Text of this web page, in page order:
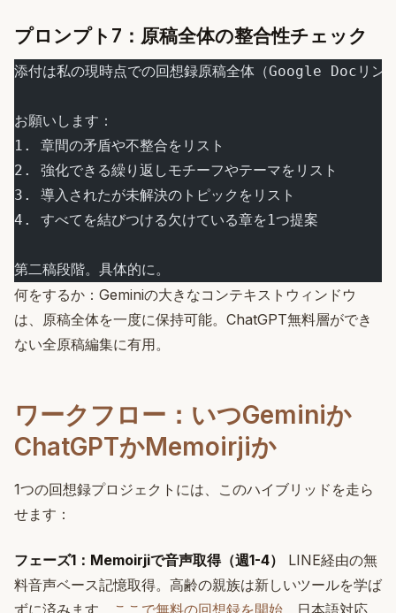
プロンプト7：原稿全体の整合性チェック
添付は私の現時点での回想録原稿全体（Google Docリン
お願いします：
1. 章間の矛盾や不整合をリスト
2. 強化できる繰り返しモチーフやテーマをリスト
3. 導入されたが未解決のトピックをリスト
4. すべてを結びつける欠けている章を1つ提案
第二稿段階。具体的に。
何をするか：Geminiの大きなコンテキストウィンドウ
は、原稿全体を一度に保持可能。ChatGPT無料層ができ
ない全原稿編集に有用。
ワークフロー：いつGeminiか
ChatGPTかMemoirjiか
1つの回想録プロジェクトには、このハイブリッドを走ら
せます：
フェーズ1：Memoirjiで音声取得（週1-4）
LINE経由の無
料音声ベース記憶取得。高齢の親族は新しいツールを学ば
ずに済みます。 ここで無料の回想録を開始、日本語対応。